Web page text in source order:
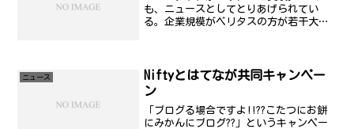
も、ニュースとしてとりあげられてい
る。企業規模がベリタスの方が若干大き
■プレスリリースシマ...
ニュース
Niftyとはてなが共同キャンペー
ン
「ブログる場合ですよ!!??こたつにお餅
にみかんにブログ??」というキャンペー